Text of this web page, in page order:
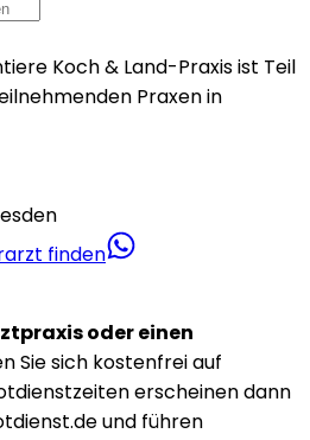
Koch & Land-Praxis ist Teil
Praxen in
finden
oder einen
Sie sich kostenfrei auf
erscheinen dann
und führen